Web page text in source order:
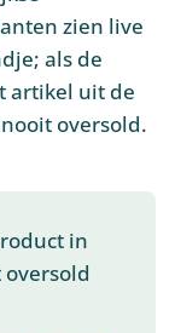
zien live
als de
artikel uit de
oversold.
in